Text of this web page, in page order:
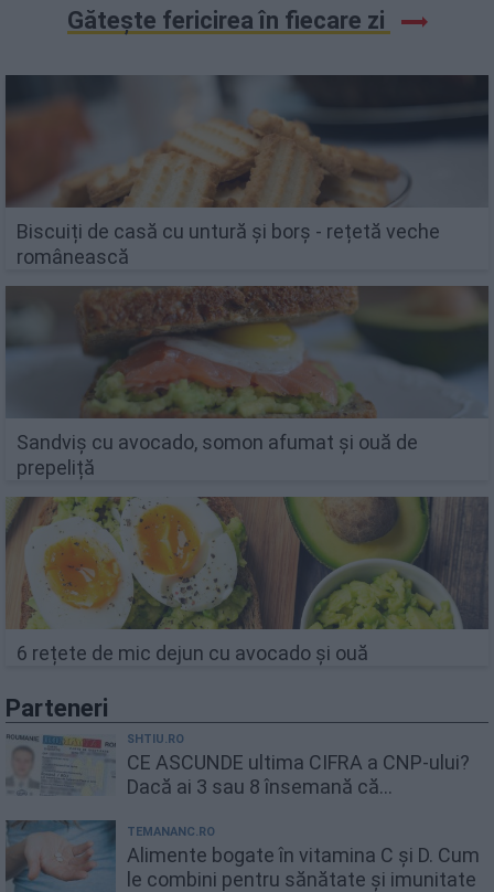
Gătește fericirea în fiecare zi
Biscuiți de casă cu untură și borș - rețetă veche
românească
Sandviș cu avocado, somon afumat și ouă de
prepeliță
6 rețete de mic dejun cu avocado și ouă
Parteneri
SHTIU.RO
CE ASCUNDE ultima CIFRA a CNP-ului?
Dacă ai 3 sau 8 însemană că...
TEMANANC.RO
Alimente bogate în vitamina C și D. Cum
le combini pentru sănătate și imunitate